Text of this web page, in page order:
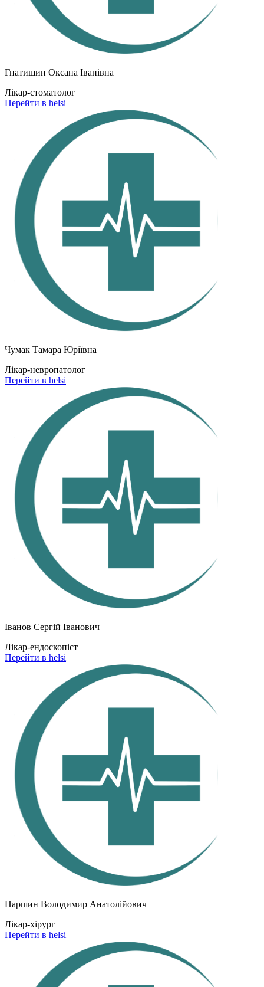
Гнатишин Оксана Іванівна
Лікар-стоматолог
Перейти в helsi
Чумак Тамара Юріївна
Лікар-невропатолог
Перейти в helsi
Іванов Сергій Іванович
Лікар-ендоскопіст
Перейти в helsi
Паршин Володимир Анатолійович
Лікар-хірург
Перейти в helsi